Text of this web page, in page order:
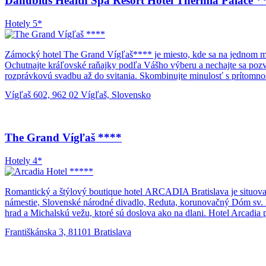
Hotely 5*
Zámocký hotel The Grand Vígľaš**** je miesto, kde sa na jednom
Ochutnajte kráľovské raňajky podľa Vášho výberu a nechajte sa
rozprávkovú svadbu až do svitania. Skombinujte minulosť s
historický program na nádvorí. Sídlo uhorských kráľov čaká práve na
Vígľaš 602, 962 02 Vígľaš, Slovensko
The Grand Vígľaš ****
Hotely 4*
Romantický a štýlový boutique hotel ARCADIA Bratislava je
námestie, Slovenské národné divadlo, Reduta, korunovačný Dóm
hrad a Michalskú vežu, ktoré sú doslova ako na dlani. Hotel
vitrážovým stropom prinášajúcim všetkým našim návštevníkom
Františkánska 3, 81101 Bratislava